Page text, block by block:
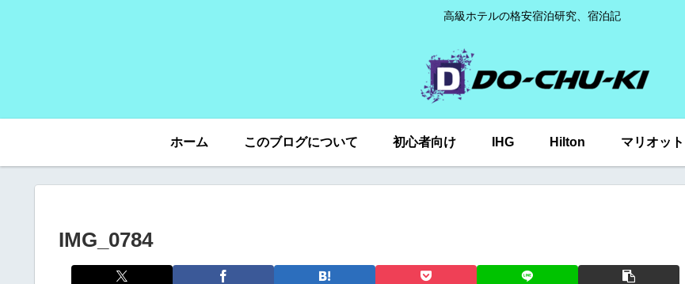
高級ホテルの格安宿泊研究、宿泊記
ホーム このブログについて 初心者向け IHG Hilton マリオット
IMG_0784